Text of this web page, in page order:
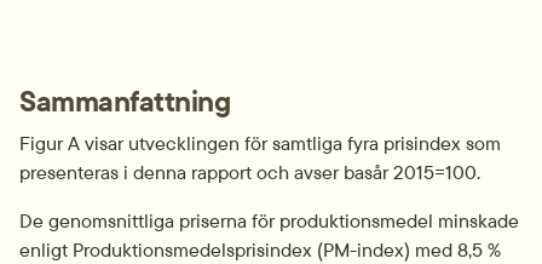
Sammanfattning
Figur A visar utvecklingen för samtliga fyra prisindex som
presenteras i denna rapport och avser basår 2015=100.
De genomsnittliga priserna för produktionsmedel minskade
enligt Produktionsmedelsprisindex (PM-index) med 8,5 %